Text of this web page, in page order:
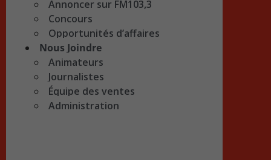
Annoncer sur FM103,3
Concours
Opportunités d’affaires
Nous Joindre
Animateurs
Journalistes
Équipe des ventes
Administration